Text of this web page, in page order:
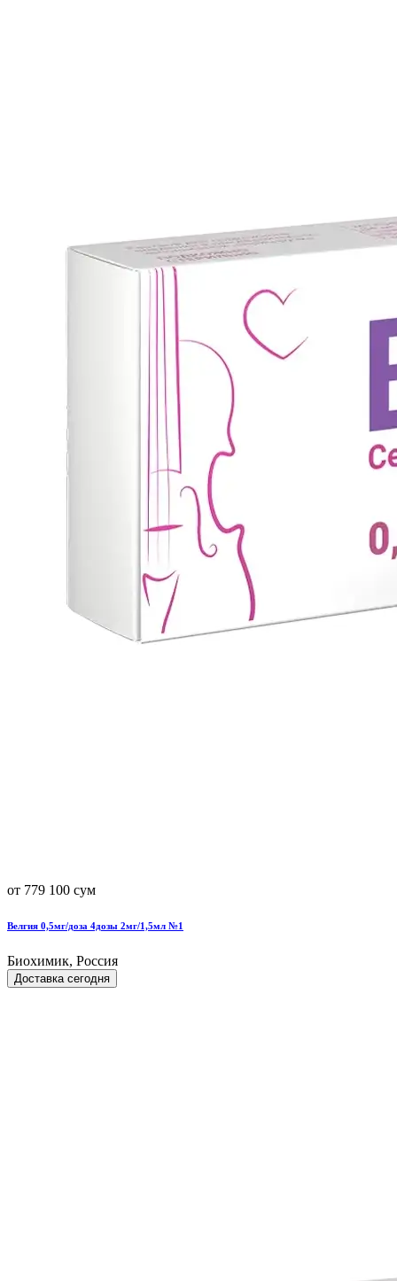
от 779 100 сум
Велгия 0,5мг/доза 4дозы 2мг/1,5мл №1
Биохимик, Россия
Доставка сегодня